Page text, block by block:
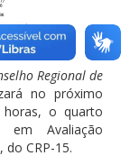
Regional de
no próximo
o quarto
em Avaliação
CRP-15.